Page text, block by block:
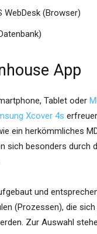
WebDesk (Browser)
App
Tablet oder
Xcover 4s
ein herkömmliches
sich besonders durch
und
(Prozessen), die
Zur Auswahl